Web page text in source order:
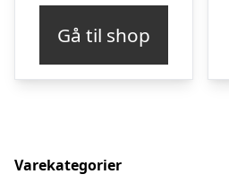
Gå til shop
Varekategorier